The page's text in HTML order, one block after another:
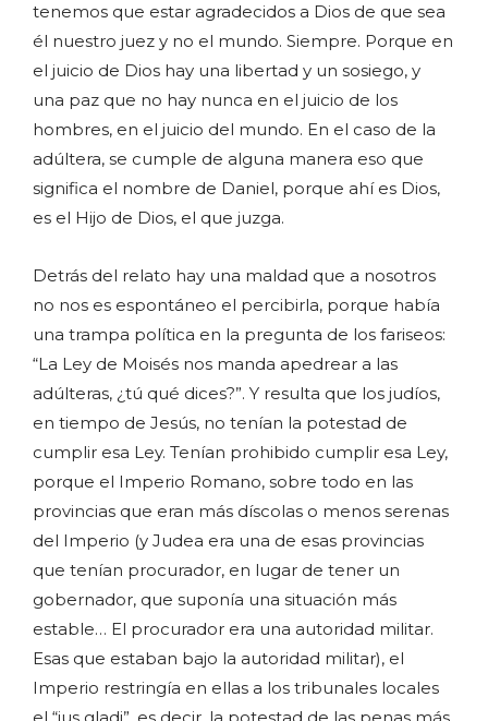
tenemos que estar agradecidos a Dios de que sea
él nuestro juez y no el mundo. Siempre. Porque en
el juicio de Dios hay una libertad y un sosiego, y
una paz que no hay nunca en el juicio de los
hombres, en el juicio del mundo. En el caso de la
adúltera, se cumple de alguna manera eso que
significa el nombre de Daniel, porque ahí es Dios,
es el Hijo de Dios, el que juzga.
Detrás del relato hay una maldad que a nosotros
no nos es espontáneo el percibirla, porque había
una trampa política en la pregunta de los fariseos:
“La Ley de Moisés nos manda apedrear a las
adúlteras, ¿tú qué dices?”. Y resulta que los judíos,
en tiempo de Jesús, no tenían la potestad de
cumplir esa Ley. Tenían prohibido cumplir esa Ley,
porque el Imperio Romano, sobre todo en las
provincias que eran más díscolas o menos serenas
del Imperio (y Judea era una de esas provincias
que tenían procurador, en lugar de tener un
gobernador, que suponía una situación más
estable… El procurador era una autoridad militar.
Esas que estaban bajo la autoridad militar), el
Imperio restringía en ellas a los tribunales locales